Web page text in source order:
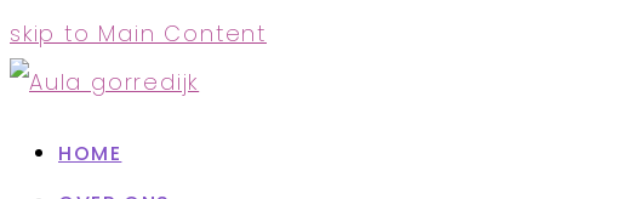
skip to Main Content
HOME